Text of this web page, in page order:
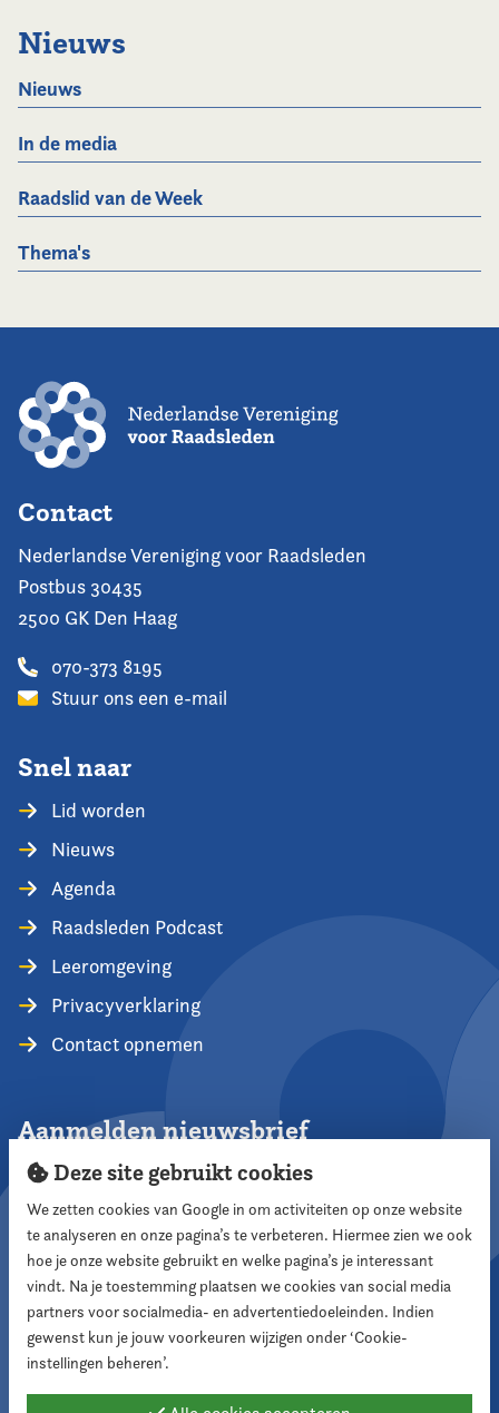
Nieuws
Nieuws
In de media
Raadslid van de Week
Thema's
Contact
Nederlandse Vereniging voor Raadsleden
Postbus 30435
2500 GK Den Haag
070-373 8195
Stuur ons een e-mail
Snel naar
Lid worden
Nieuws
Agenda
Raadsleden Podcast
Leeromgeving
Privacyverklaring
Contact opnemen
Aanmelden nieuwsbrief
Aanmelden
Volg ons
Deze site gebruikt cookies
We zetten cookies van Google in om activiteiten op onze website
te analyseren en onze pagina’s te verbeteren. Hiermee zien we ook
hoe je onze website gebruikt en welke pagina’s je interessant
vindt. Na je toestemming plaatsen we cookies van social media
partners voor socialmedia- en advertentiedoeleinden. Indien
gewenst kun je jouw voorkeuren wijzigen onder ‘Cookie-
instellingen beheren’.